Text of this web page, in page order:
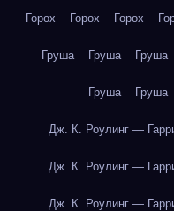
Горох Горох Горох
Груша Груша Груша
Груша Груша
Дж. К. Роулинг —
Дж. К. Роулинг —
Дж. К. Роулинг —